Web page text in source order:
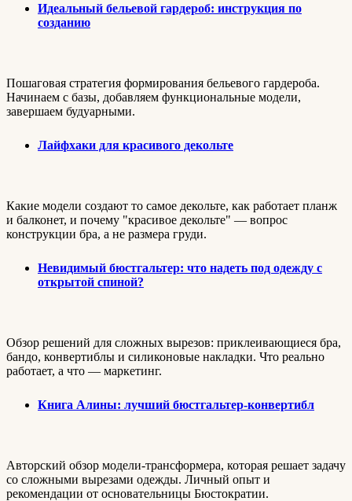
Идеальный бельевой гардероб: инструкция по
созданию
Пошаговая стратегия формирования бельевого гардероба.
Начинаем с базы, добавляем функциональные модели,
завершаем будуарными.
Лайфхаки для красивого декольте
Какие модели создают то самое декольте, как работает планж
и балконет, и почему "красивое декольте" — вопрос
конструкции бра, а не размера груди.
Невидимый бюстгальтер: что надеть под одежду с
открытой спиной?
Обзор решений для сложных вырезов: приклеивающиеся бра,
бандо, конвертиблы и силиконовые накладки. Что реально
работает, а что — маркетинг.
Книга Алины: лучший бюстгальтер-конвертибл
Авторский обзор модели-трансформера, которая решает задачу
со сложными вырезами одежды. Личный опыт и
рекомендации от основательницы Бюстократии.